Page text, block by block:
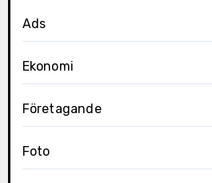
Ads
Ekonomi
Företagande
Foto